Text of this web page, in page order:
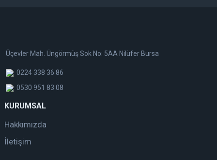
Üçevler Mah. Üngörmüş Sok No: 5AA Nilüfer Bursa
0224 338 36 86
0530 951 83 08
KURUMSAL
Hakkımızda
İletişim